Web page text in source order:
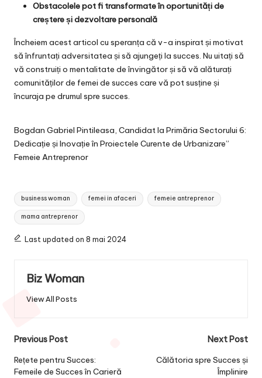
Obstacolele pot fi transformate în oportunități de
creștere și dezvoltare personală
Încheiem acest articol cu speranța că v-a inspirat și motivat
să înfruntați adversitatea și să ajungeți la succes. Nu uitați să
vă construiți o mentalitate de învingător și să vă alăturați
comunităților de femei de succes care vă pot susține și
încuraja pe drumul spre succes.
Bogdan Gabriel Pintileasa, Candidat la Primăria Sectorului 6:
Dedicație și Inovație în Proiectele Curente de Urbanizare”
Femeie Antreprenor
Tags:
business woman femei in afaceri femeie antreprenor
mama antreprenor
Last updated on 8 mai 2024
Biz Woman
View All Posts
Post
navigation
Previous Post
Rețete pentru Succes:
Femeile de Succes în Carieră
Next Post
Călătoria spre Succes și
Împlinire